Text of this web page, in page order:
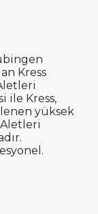
Kress
ile Kress,
yüksek